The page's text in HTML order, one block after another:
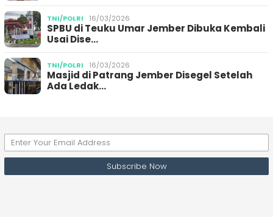
TNI/POLRI 16/03/2026
SPBU di Teuku Umar Jember Dibuka Kembali
Usai Dise…
TNI/POLRI 16/03/2026
Masjid di Patrang Jember Disegel Setelah
Ada Ledak…